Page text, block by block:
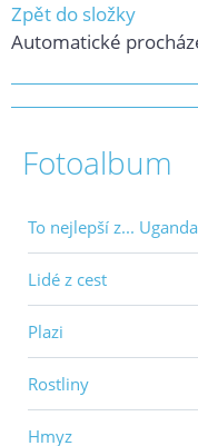
Zpět do složky
Automatické
Fotoalbum
To nejlepší z...
Lidé z cest
Plazi
Rostliny
Hmyz